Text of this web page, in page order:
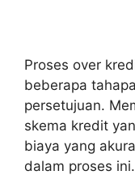
Proses over
beberapa
persetujuan.
skema kredit
biaya yang
dalam proses